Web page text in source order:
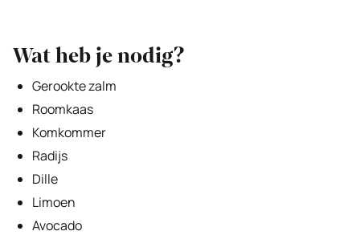
Wat heb je nodig?
Gerookte zalm
Roomkaas
Komkommer
Radijs
Dille
Limoen
Avocado